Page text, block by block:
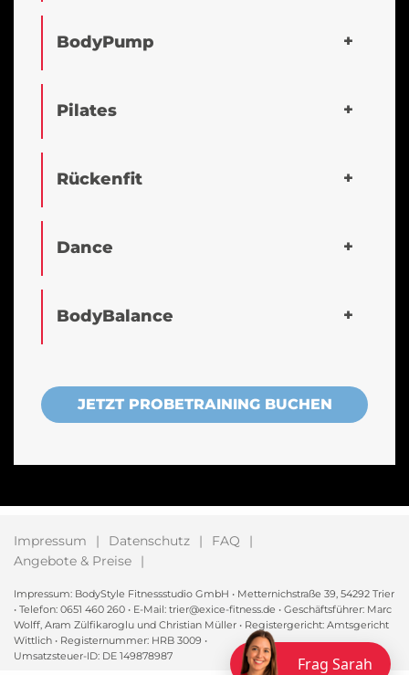
BodyPump
Pilates
Rückenfit
Dance
BodyBalance
JETZT PROBETRAINING BUCHEN
Impressum Datenschutz
FAQ
Angebote & Preise
Impressum: BodyStyle Fitnessstudio GmbH • Metternichstraße 39, 54292 Trier
• Telefon: 0651 460 260 • E-Mail: trier@exice-fitness.de • Geschäftsführer: Marc
Wolff, Aram Zülfikaroglu und Christian Müller • Registergericht: Amtsgericht
Wittlich • Registernummer: HRB 3009 •
Umsatzsteuer-ID: DE 149878987
Frag Sarah